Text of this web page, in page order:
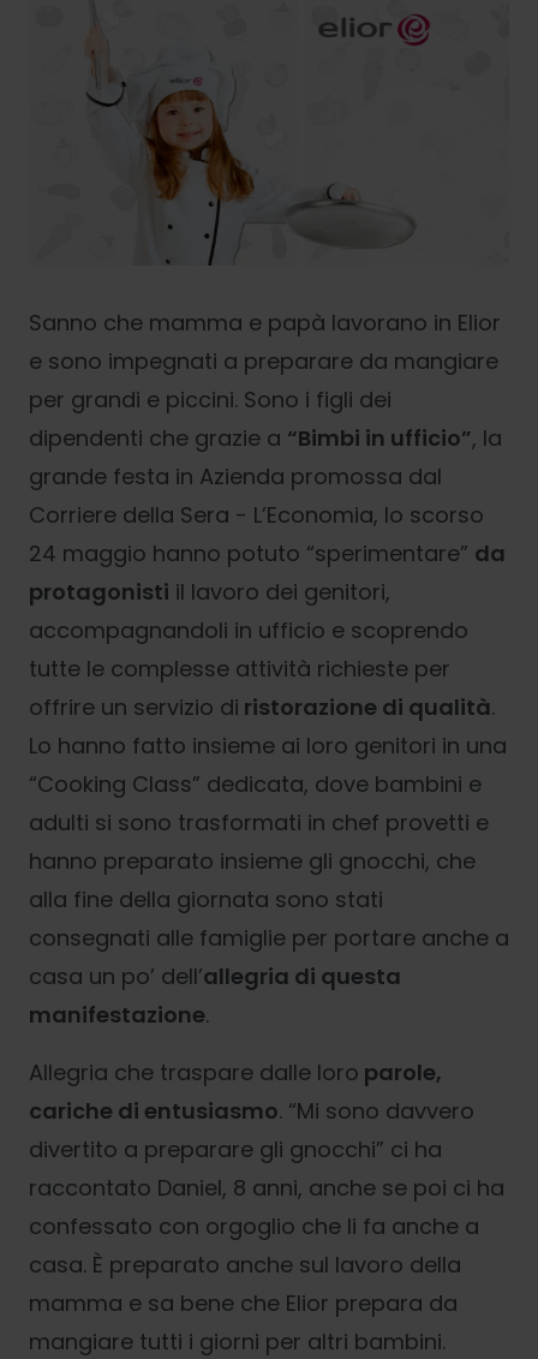
Sanno che mamma e papà lavorano in Elior
e sono impegnati a preparare da mangiare
per grandi e piccini. Sono i figli dei
dipendenti che grazie a “Bimbi in ufficio”, la
grande festa in Azienda promossa dal
Corriere della Sera - L’Economia, lo scorso
24 maggio hanno potuto “sperimentare” da
protagonisti il lavoro dei genitori,
accompagnandoli in ufficio e scoprendo
tutte le complesse attività richieste per
offrire un servizio di ristorazione di qualità.
Lo hanno fatto insieme ai loro genitori in una
“Cooking Class” dedicata, dove bambini e
adulti si sono trasformati in chef provetti e
hanno preparato insieme gli gnocchi, che
alla fine della giornata sono stati
consegnati alle famiglie per portare anche a
casa un po’ dell’allegria di questa
manifestazione.
Allegria che traspare dalle loro parole,
cariche di entusiasmo. “Mi sono davvero
divertito a preparare gli gnocchi” ci ha
raccontato Daniel, 8 anni, anche se poi ci ha
confessato con orgoglio che li fa anche a
casa. È preparato anche sul lavoro della
mamma e sa bene che Elior prepara da
mangiare tutti i giorni per altri bambini.